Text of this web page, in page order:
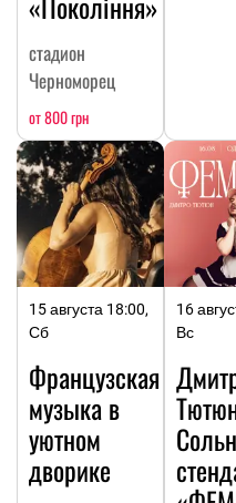
стадион
Черноморец
от 800 грн
15 августа 18:00,
Сб
Французская
музыка в
уютном
дворике
16
Вс